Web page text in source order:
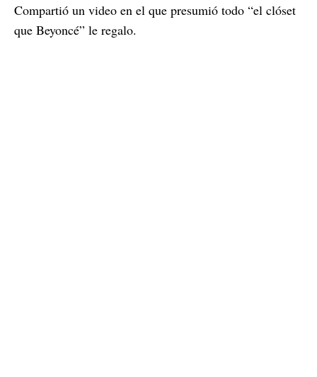
Compartió un video en el que presumió todo “el clóset
que Beyoncé” le regalo.